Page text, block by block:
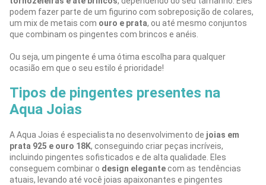
podem fazer parte de um figurino com sobreposição de colares,
um mix de metais com ouro e prata, ou até mesmo conjuntos
que combinam os pingentes com brincos e anéis.
Ou seja, um pingente é uma ótima escolha para qualquer
ocasião em que o seu estilo é prioridade!
Tipos de pingentes presentes na
Aqua Joias
A Aqua Joias é especialista no desenvolvimento de joias em
prata 925 e ouro 18K, conseguindo criar peças incríveis,
incluindo pingentes sofisticados e de alta qualidade. Eles
conseguem combinar o design elegantecom as tendências
atuais, levando até você joias apaixonantes e pingentes